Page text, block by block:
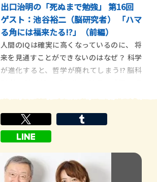
てするより、 笑顔でどっぷりハマってしま
おう！ ■「そもそも“集中力”の正体は何で
すか？」（出口） ■「じつは“鈍感であるこ
と”で […]
出口治明の「死ぬまで勉強」 第16回
ゲスト：池谷裕二（脳研究者） 「ハマ
る角には福来たる!?」（前編）
人間のIQは確実に高くなっているのに、 将
来を見通すことができないのはなぜ？ 科学
が進化すると、哲学が廃れてしまう!? 脳科
ら、学者のいう悲観論は、だいたい外れて
いるんです」（出口 […]